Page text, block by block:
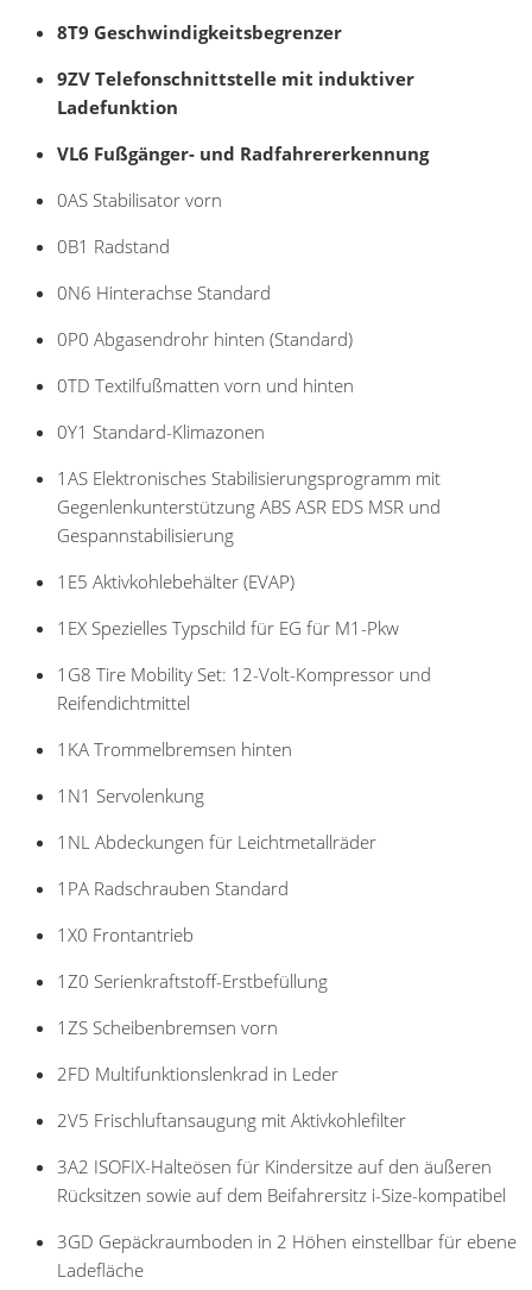
8T9 Geschwindigkeitsbegrenzer
9ZV Telefonschnittstelle mit induktiver
Ladefunktion
VL6 Fußgänger- und Radfahrererkennung
0AS Stabilisator vorn
0B1 Radstand
0N6 Hinterachse Standard
0P0 Abgasendrohr hinten (Standard)
0TD Textilfußmatten vorn und hinten
0Y1 Standard-Klimazonen
1AS Elektronisches Stabilisierungsprogramm mit
Gegenlenkunterstützung ABS ASR EDS MSR und
Gespannstabilisierung
1E5 Aktivkohlebehälter (EVAP)
1EX Spezielles Typschild für EG für M1-Pkw
1G8 Tire Mobility Set: 12-Volt-Kompressor und
Reifendichtmittel
1KA Trommelbremsen hinten
1N1 Servolenkung
1NL Abdeckungen für Leichtmetallräder
1PA Radschrauben Standard
1X0 Frontantrieb
1Z0 Serienkraftstoff-Erstbefüllung
1ZS Scheibenbremsen vorn
2FD Multifunktionslenkrad in Leder
2V5 Frischluftansaugung mit Aktivkohlefilter
3A2 ISOFIX-Halteösen für Kindersitze auf den äußeren
Rücksitzen sowie auf dem Beifahrersitz i-Size-kompatibel
3GD Gepäckraumboden in 2 Höhen einstellbar für ebene
Ladefläche